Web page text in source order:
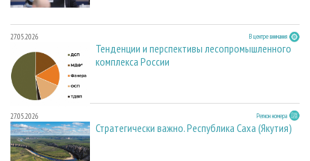
27.05.2026 В центре внимания
Тенденции и перспективы лесопромышленного
комплекса России
27.05.2026 Регион номера
Стратегически важно. Республика Саха (Якутия)